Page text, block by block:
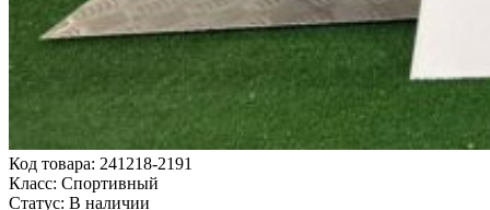
Код товара: 241218-2191
Класс: Спортивный
Статус: В наличии